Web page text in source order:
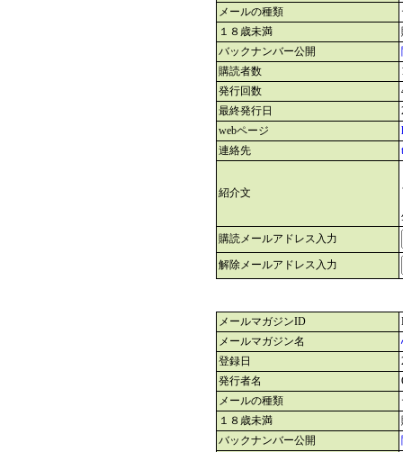
メールの種類
１８歳未満
バックナンバー公開
購読者数
発行回数
最終発行日
webページ
連絡先
紹介文
購読メールアドレス入力
解除メールアドレス入力
メールマガジンID
メールマガジン名
登録日
発行者名
メールの種類
１８歳未満
バックナンバー公開